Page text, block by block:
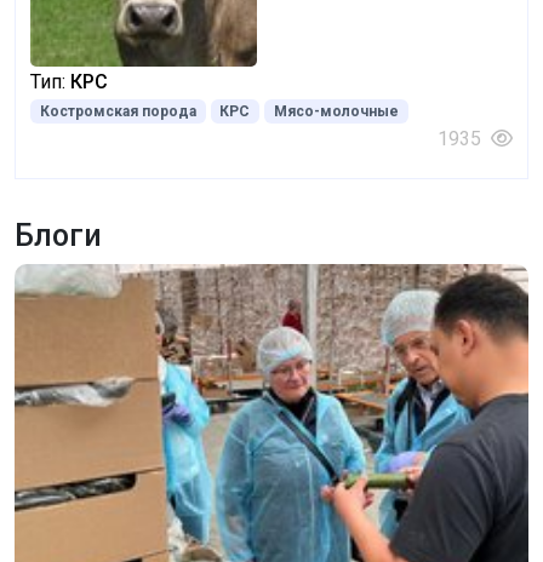
Тип: КРС
Костромская порода КРС Мясо-молочные
1935
Блоги